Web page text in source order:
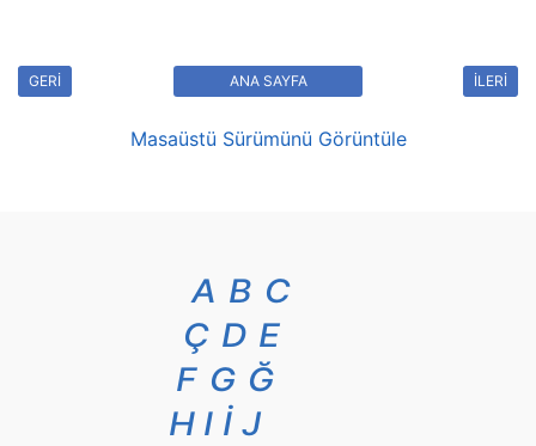
GERİ İLERİ
ANA SAYFA
Masaüstü Sürümünü Görüntüle
A B C
Ç D E
F G Ğ
H I İ J